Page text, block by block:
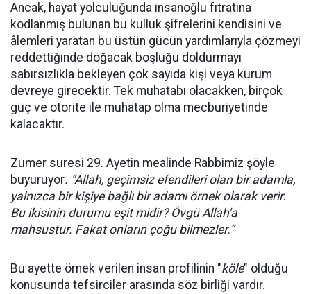
Ancak, hayat yolculuğunda insanoğlu fıtratına
kodlanmış bulunan bu kulluk şifrelerini kendisini ve
âlemleri yaratan bu üstün gücün yardımlarıyla çözmeyi
reddettiğinde doğacak boşluğu doldurmayı
sabırsızlıkla bekleyen çok sayıda kişi veya kurum
devreye girecektir. Tek muhatabı olacakken, birçok
güç ve otorite ile muhatap olma mecburiyetinde
kalacaktır.
Zumer suresi 29. Ayetin mealinde Rabbimiz şöyle
buyuruyor. “Allah, geçimsiz efendileri olan bir adamla,
yalnızca bir kişiye bağlı bir adamı örnek olarak verir.
Bu ikisinin durumu eşit midir? Övgü Allah'a
mahsustur. Fakat onların çoğu bilmezler.”
Bu ayette örnek verilen insan profilinin "köle" olduğu
konusunda tefsirciler arasında söz birliği vardır.